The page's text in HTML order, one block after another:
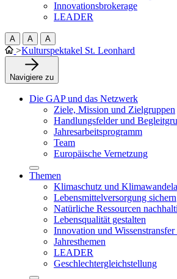
Innovationsbrokerage
LEADER
A A A
>Kulturspektakel St. Leonhard
Navigiere zu
Die GAP und das Netzwerk
Ziele, Mission und Zielgruppen
Handlungsfelder und
Jahresarbeitsprogramm
Team
Europäische Vernetzung
Themen
Klimaschutz und
Lebensmittelversorgung sichern
Natürliche Ressourcen
Lebensqualität gestalten
Innovation und Wissenstransfer
Jahresthemen
LEADER
Geschlechtergleichstellung